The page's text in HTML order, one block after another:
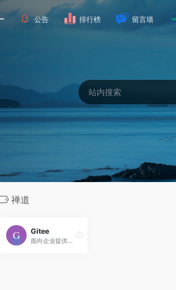
公告 排行榜 留言墙
禅道
Gitee
面向企业提供一站式研发管理解决方案，包括代码管理、项目管理、文档协作、测试管理、CICD、效能度量等多个模块，支持SaaS、私有化等多种部署方式